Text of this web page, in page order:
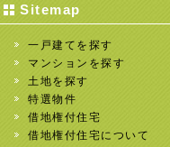
Sitemap
一戸建てを探す
マンションを探す
土地を探す
特選物件
借地権付住宅
借地権付住宅について